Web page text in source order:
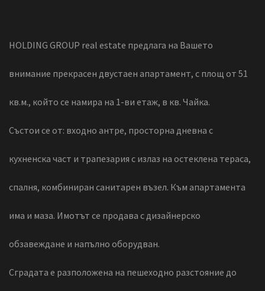
HOLDING GROUP real estate предлага на Вашето
внимание прекрасен двустаен апартамент, с площ от 51
кв.м., който се намира на 1-ви етаж, в кв. Чайка.
Състои се от: входно антре, просторна дневна с
кухненска част и трапезария с излаз на остеклена тераса,
спалня, комбиниран санитарен възел. Към апартамента
има и маза. Имотът се продава с дизайнерско
обзавеждане и напълно оборудван.
Сградата е разположена на пешеходно разстояние до